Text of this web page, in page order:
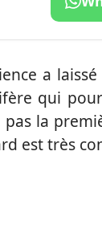
a
qui
pas la
est très